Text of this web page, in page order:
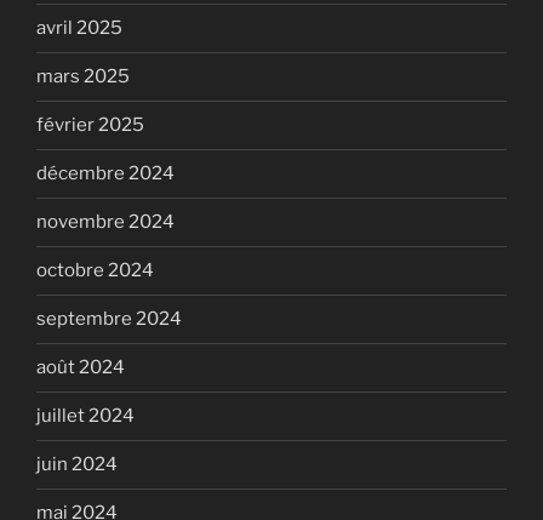
avril 2025
mars 2025
février 2025
décembre 2024
novembre 2024
octobre 2024
septembre 2024
août 2024
juillet 2024
juin 2024
mai 2024